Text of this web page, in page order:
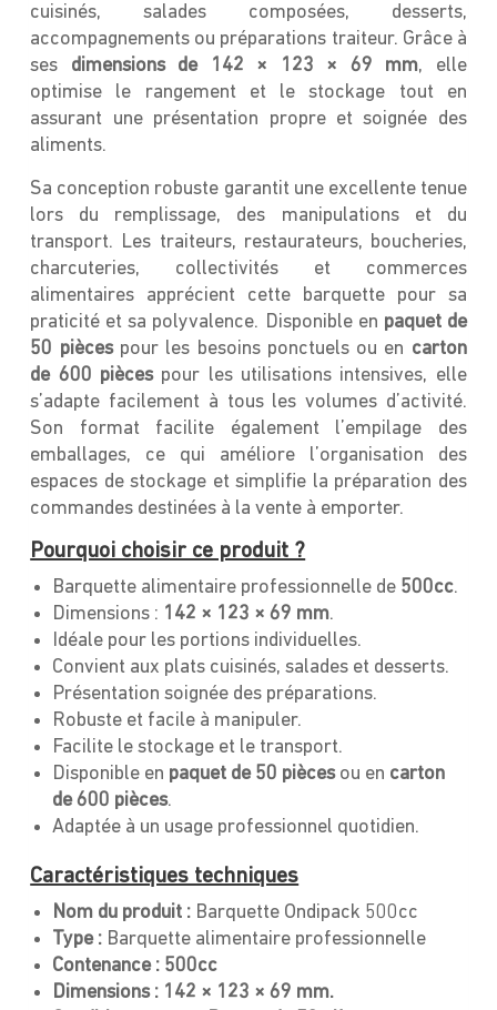
cuisinés, salades composées, desserts,
accompagnements ou préparations traiteur. Grâce à
ses dimensions de 142 × 123 × 69 mm, elle
optimise le rangement et le stockage tout en
assurant une présentation propre et soignée des
aliments.
Sa conception robuste garantit une excellente tenue
lors du remplissage, des manipulations et du
transport. Les traiteurs, restaurateurs, boucheries,
charcuteries, collectivités et commerces
alimentaires apprécient cette barquette pour sa
praticité et sa polyvalence. Disponible en paquet de
50 piècespour les besoins ponctuels ou en carton
de 600 piècespour les utilisations intensives, elle
s’adapte facilement à tous les volumes d’activité.
Son format facilite également l’empilage des
emballages, ce qui améliore l’organisation des
espaces de stockage et simplifie la préparation des
commandes destinées à la vente à emporter.
Pourquoi choisir ce produit ?
Barquette alimentaire professionnelle de 500cc.
Dimensions : 142 × 123 × 69 mm.
Idéale pour les portions individuelles.
Convient aux plats cuisinés, salades et desserts.
Présentation soignée des préparations.
Robuste et facile à manipuler.
Facilite le stockage et le transport.
Disponible en paquet de 50 piècesou en carton
de 600 pièces.
Adaptée à un usage professionnel quotidien.
Caractéristiques techniques
Nom du produit : Barquette Ondipack 500cc
Type : Barquette alimentaire professionnelle
Contenance : 500cc
Dimensions : 142 × 123 × 69 mm.